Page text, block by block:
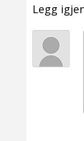
Legg